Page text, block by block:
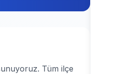
Tüm ilçe